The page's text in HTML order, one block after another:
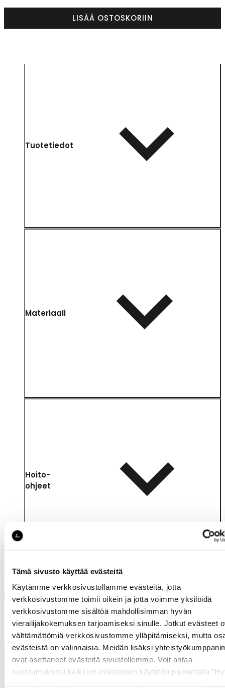
Tämä sivusto käyttää evästeitä
Käytämme verkkosivustollamme evästeitä, jotta
verkkosivustomme toimii oikein ja jotta voimme yksilöidä
verkkosivustomme sisältöä mahdollisimman hyvän
vierailijakokemuksen tarjoamiseksi sinulle. Jotkut evästeet
välttämättömiä verkkosivustomme ylläpitämiseksi, mutta
evästeistä on valinnaisia. Meidän lisäksi
ovat asettaneet evästeitä sivustollemme. Voit antaa
suostumuksesi kaikkien evästeiden käyttöön painamalla
LISÄÄ OSTOSKORIIN
Tuotetiedot
Materiaali
Hoito-
ohjeet
Muut ostivat myös